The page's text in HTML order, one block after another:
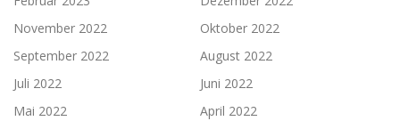
November 2022
Oktober 2022
September 2022
August 2022
Juli 2022
Juni 2022
Mai 2022
April 2022